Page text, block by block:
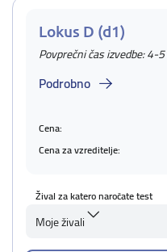
Lokus D (d1)
Povprečni čas izvedbe: 4-
Podrobno
Cena:
Cena za vzreditelje:
Žival za katero naročate test
Moje živali